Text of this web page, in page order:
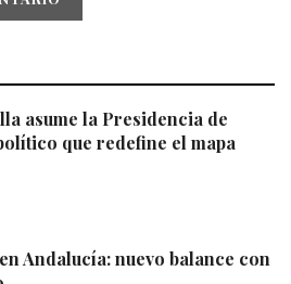
asume la Presidencia de
que redefine el mapa
Andalucía: nuevo balance con